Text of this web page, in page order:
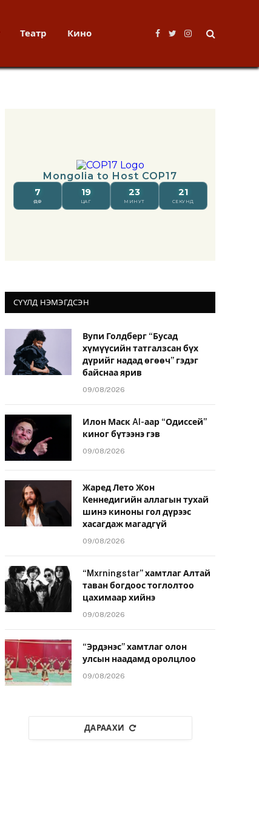
Театр Кино
Facebook
TwitterInstagram
СҮҮЛД НЭМЭГДСЭН
Вупи Голдберг “Бусад
хүмүүсийн татгалзсан бүх
дүрийг надад өгөөч” гэдэг
байснаа ярив
09/08/2026
Илон Маск AI-аар “Одиссей”
киног бүтээнэ гэв
09/08/2026
Жаред Лето Жон
Кеннедигийн аллагын тухай
шинэ киноны гол дүрээс
хасагдаж магадгүй
09/08/2026
“Mxrningstar” хамтлаг Алтай
таван богдоос тоглолтоо
цахимаар хийнэ
09/08/2026
“Эрдэнэс” хамтлаг олон
улсын наадамд оролцлоо
09/08/2026
ДАРААХИ